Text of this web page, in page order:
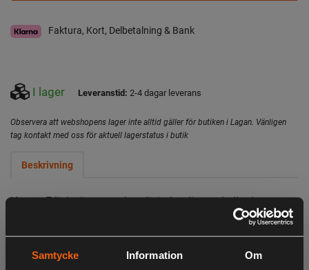
Samtycke Information Om
Faktura, Kort, Delbetalning & Bank
I lager Leveranstid: 2-4 dagar leverans
Observera att webshopens lager inte alltid gäller för butiken i Lagan. Vänligen
tag kontakt med oss för aktuell lagerstatus i butik
Beskrivning
Hunter E-light är en analog-digital radio med alla de
viktigaste funktionerna och lättnavigerade menyer på
norska och svenska.
Bra funktioner är kryptering samt Dual Watch som innebär